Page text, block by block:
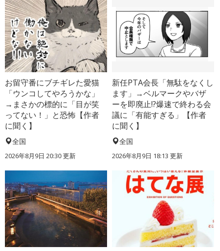
お留守番にブチギレた愛猫
「ウンコしてやろうかな」
→まさかの標的に「目が笑
ってない！」と恐怖【作者
に聞く】
全国
2026年8月9日 20:30更新
新任PTA会長「無駄をなくし
ます」→ベルマークやバザ
ーを即廃止!?爆速で終わる会
議に「有能すぎる」【作者
に聞く】
全国
2026年8月9日 18:13 更新